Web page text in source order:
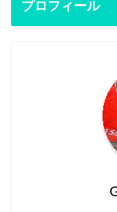
プロフィール